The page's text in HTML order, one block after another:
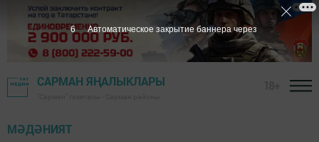
САРМАН ЯҢАЛЫКЛАРЫ
МӘДӘНИЯТ
5 Автоматическое закрытие баннера через